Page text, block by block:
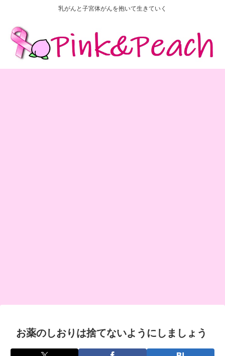
乳がんと子宮体がんを抱いて生きていく
お薬のしおりは捨てないようにしましょう